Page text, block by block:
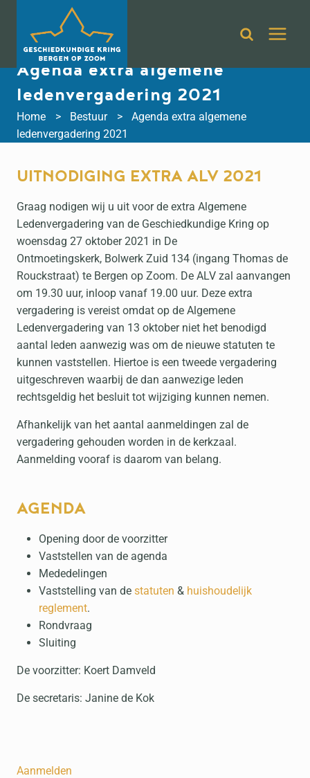
inhoud
Agenda extra algemene
ledenvergadering 2021
Home Bestuur
Agenda extra algemene
ledenvergadering 2021
UITNODIGING EXTRA ALV 2021
Graag nodigen wij u uit voor de extra Algemene
Ledenvergadering van de Geschiedkundige Kring op
woensdag 27 oktober 2021 in De
Ontmoetingskerk, Bolwerk Zuid 134 (ingang Thomas de
Rouckstraat) te Bergen op Zoom. De ALV zal aanvangen
om 19.30 uur, inloop vanaf 19.00 uur. Deze extra
vergadering is vereist omdat op de Algemene
Ledenvergadering van 13 oktober niet het benodigd
aantal leden aanwezig was om de nieuwe statuten te
kunnen vaststellen. Hiertoe is een tweede vergadering
uitgeschreven waarbij de dan aanwezige leden
rechtsgeldig het besluit tot wijziging kunnen nemen.
Afhankelijk van het aantal aanmeldingen zal de
vergadering gehouden worden in de kerkzaal.
Aanmelding vooraf is daarom van belang.
AGENDA
Opening door de voorzitter
Vaststellen van de agenda
Mededelingen
Vaststelling van de statuten & huishoudelijk
reglement.
Rondvraag
Sluiting
De voorzitter: Koert Damveld
De secretaris: Janine de Kok
Aanmelden